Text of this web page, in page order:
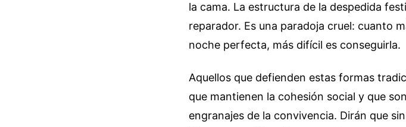
la cama. La estructura de la despedida
reparador. Es una paradoja cruel: cuanto
noche perfecta, más difícil es conseguirla.
Aquellos que defienden estas formas
que mantienen la cohesión social y que
engranajes de la convivencia. Dirán que